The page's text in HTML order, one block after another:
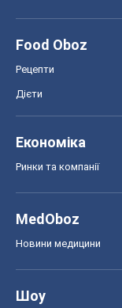
Food Oboz
Рецепти
Дієти
Економіка
Ринки та компанії
MedOboz
Новини медицини
Шоу